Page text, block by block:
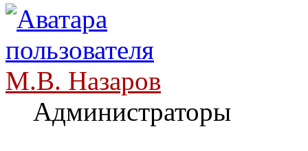
М.В. Назаров
Администраторы